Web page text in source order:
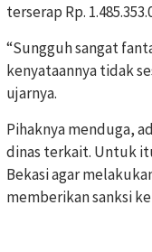
terserap Rp.
“Sungguh sangat
kenyataannya tidak
ujarnya.
Pihaknya menduga,
dinas terkait. Untuk
Bekasi agar
memberikan sanksi